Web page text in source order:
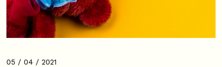
05 / 04 / 2021